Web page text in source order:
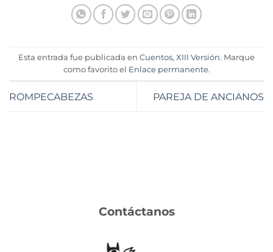
Esta entrada fue publicada en Cuentos, XIII Versión. Marque
como favorito el Enlace permanente.
ROMPECABEZAS PAREJA DE ANCIANOS
Contáctanos